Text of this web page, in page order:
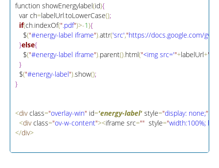
function showEnergylabel(id){
  var ch
=labelUrl.toLowerCase();
if(ch.indexOf(".pdf")>-1){
    $
("#energy-label iframe").attr('src',"https://docs.google.com/
}else{
    $
("#energy-label iframe").parent().html("<img src='"+labelUrl+"
}
  $
("#energy-label").show();
}
<div class="overlay-win" id='energy-label' style="display: none;">
<div class="ov-w-content"><iframe src=""
  style
="width:100%;
</div>